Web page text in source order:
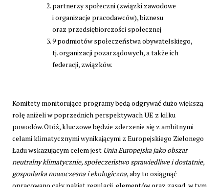
partnerzy społeczni (związki zawodowe
i organizacje pracodawców), biznesu
oraz przedsiębiorczości społecznej
9 podmiotów społeczeństwa obywatelskiego,
tj. organizacji pozarządowych, a także ich
federacji, związków.
Komitety monitorujące programy będą odgrywać dużo większą
rolę aniżeli w poprzednich perspektywach UE z kilku
powodów. Otóż, kluczowe będzie zderzenie się z ambitnymi
celami klimatycznymi wynikającymi z Europejskiego Zielonego
Ładu wskazującym celem jest Unia Europejska jako obszar
neutralny klimatycznie, społeczeństwo sprawiedliwe i dostatnie,
gospodarka nowoczesna i ekologiczna, aby to osiągnąć
opracowano cały pakiet regulacji, elementów oraz zasad, w tym